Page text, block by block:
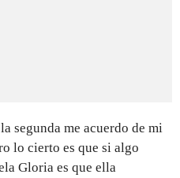
segunda me acuerdo de mi
lo cierto es que si algo
Gloria es que ella